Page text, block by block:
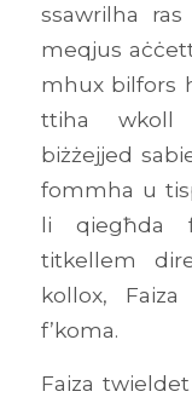
ssawrilha
meqjus
mhux bilfors
ttiha wkoll
biżżejjed
fommha u
li qiegħda
titkellem
kollox,
f’koma.
Faiza